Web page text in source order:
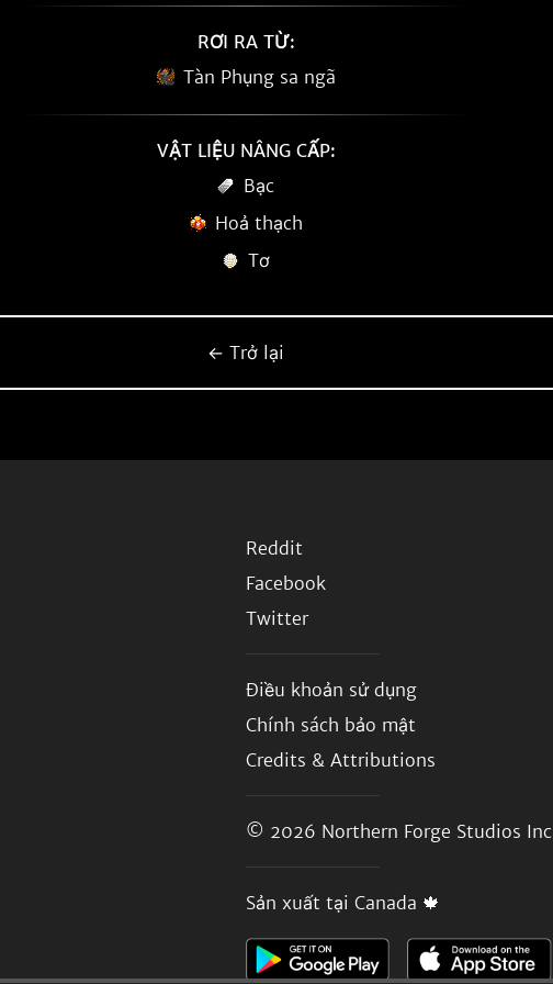
RƠI RA TỪ:
Tàn Phụng sa ngã
VẬT LIỆU NÂNG CẤP:
Bạc
Hoả thạch
Tơ
← Trở lại
Reddit
Facebook
Twitter
Điều khoản sử dụng
Chính sách bảo mật
Credits & Attributions
© 2026 Northern Forge Studios Inc
Sản xuất tại Canada 🍁